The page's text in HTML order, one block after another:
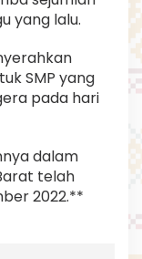
yang lalu.
SMP yang
pada hari
dalam
telah
2022.**